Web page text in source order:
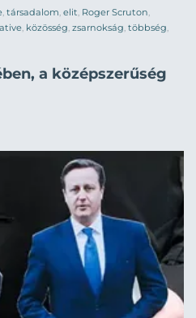
társadalom elit Roger Scruton
közösség zsarnokság többség
a középszerűség